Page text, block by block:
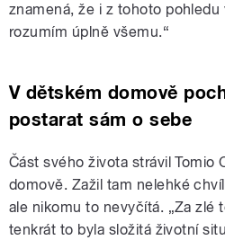
znamená, že i z tohoto
rozumím úplně všemu.“
V dětském domově
postarat sám o sebe
Část svého života strávil Tomio
domově. Zažil tam nelehké
ale nikomu to nevyčítá. „Za zlé
tenkrát to byla složitá životní